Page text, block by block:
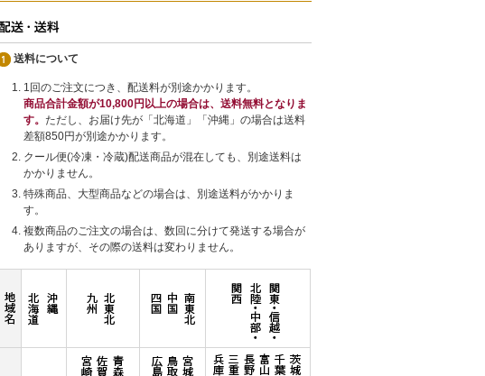
送料について
1回のご注文につき、配送料が別途かかります。
商品合計金額が10,800円以上の場合は、送料無料となりま
す。 ただし、お届け先が「北海道」「沖縄」の場合は送料
差額850円が別途かかります。
クール便(冷凍・冷蔵)配送商品が混在しても、別途送料は
かかりません。
特殊商品、大型商品などの場合は、別途送料がかかりま
す。
複数商品のご注文の場合は、数回に分けて発送する場合が
ありますが、その際の送料は変わりません。